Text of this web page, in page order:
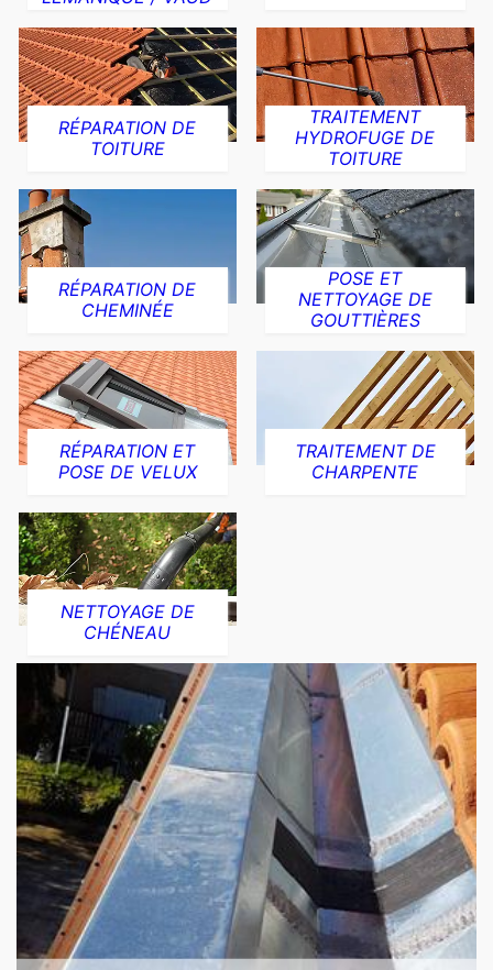
RÉPARATION DE
TOITURE
TRAITEMENT
HYDROFUGE DE
TOITURE
RÉPARATION DE
CHEMINÉE
POSE ET
NETTOYAGE DE
GOUTTIÈRES
RÉPARATION ET
POSE DE VELUX
TRAITEMENT DE
CHARPENTE
NETTOYAGE DE
CHÉNEAU